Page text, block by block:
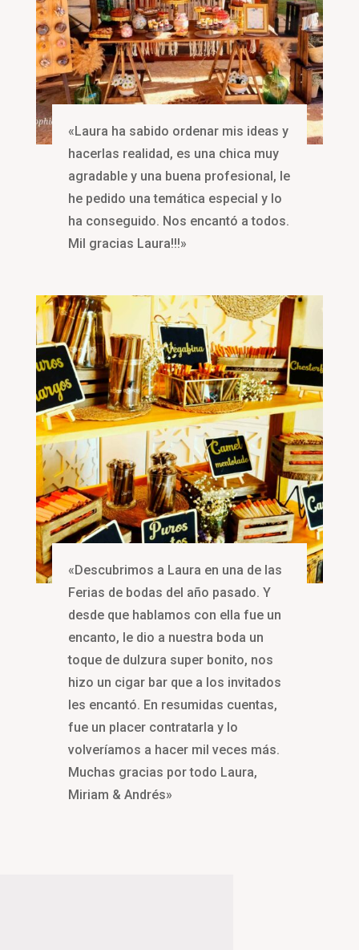
«Laura ha sabido ordenar mis ideas y
hacerlas realidad, es una chica muy
agradable y una buena profesional, le
he pedido una temática especial y lo
ha conseguido. Nos encantó a todos.
Mil gracias Laura!!!»
«Descubrimos a Laura en una de las
Ferias de bodas del año pasado. Y
desde que hablamos con ella fue un
encanto, le dio a nuestra boda un
toque de dulzura super bonito, nos
hizo un cigar bar que a los invitados
les encantó. En resumidas cuentas,
fue un placer contratarla y lo
volveríamos a hacer mil veces más.
Muchas gracias por todo Laura,
Miriam & Andrés»